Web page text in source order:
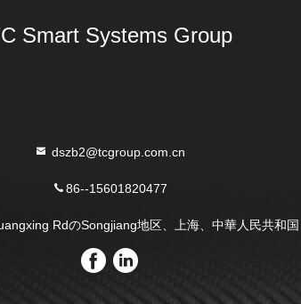
Smart Systems Group
dszb2@tcgroup.com.cn
86--15601820477
RdのSongjiang地区、上海、中華人民共和国